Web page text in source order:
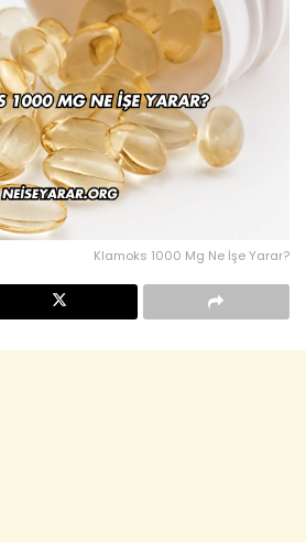
Klamoks 1000 Mg Ne İşe Yarar?